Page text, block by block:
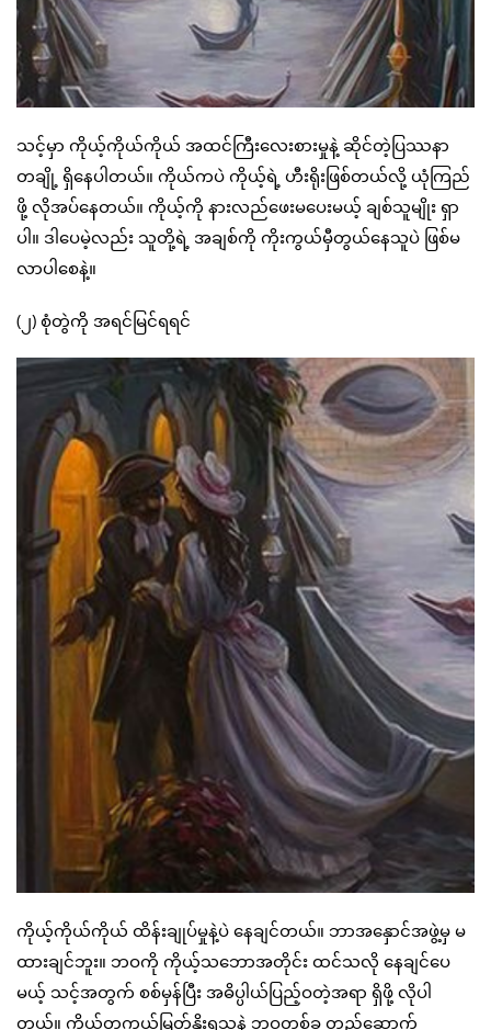
သင့်မှာ ကိုယ့်ကိုယ်ကိုယ် အထင်ကြီးလေးစားမှုနဲ့ ဆိုင်တဲ့ပြဿနာ
တချို့ ရှိနေပါတယ်။ ကိုယ်ကပဲ ကိုယ့်ရဲ့ ဟီးရိုးဖြစ်တယ်လို့ ယုံကြည်
ဖို့ လိုအပ်နေတယ်။ ကိုယ့်ကို နားလည်ဖေးမပေးမယ့် ချစ်သူမျိုး ရှာ
ပါ။ ဒါပေမဲ့လည်း သူတို့ရဲ့ အချစ်ကို ကိုးကွယ်မှီတွယ်နေသူပဲ ဖြစ်မ
လာပါစေနဲ့။
(၂) စုံတွဲကို အရင်မြင်ရရင်
ကိုယ့်ကိုယ်ကိုယ် ထိန်းချုပ်မှုနဲ့ပဲ နေချင်တယ်။ ဘာအနှောင်အဖွဲ့မှ မ
ထားချင်ဘူး။ ဘဝကို ကိုယ့်သဘောအတိုင်း ထင်သလို နေချင်ပေ
မယ့် သင့်အတွက် စစ်မှန်ပြီး အဓိပ္ပါယ်ပြည့်ဝတဲ့အရာ ရှိဖို့ လိုပါ
တယ်။ ကိုယ်တကယ်မြတ်နိုးရသူနဲ့ ဘဝတစ်ခု တည်ဆောက်